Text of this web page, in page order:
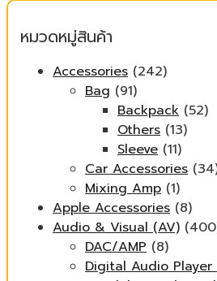
หมวดหมู่สินค้า
Accessories (242)
Bag (91)
Backpack (52)
Others (13)
Sleeve (11)
Car Accessories
Mixing Amp (1)
Apple Accessories (8)
Audio & Visual (AV)
DAC/AMP (8)
Digital Audio Player